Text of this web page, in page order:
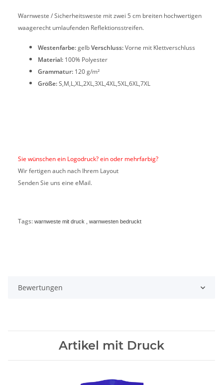
Warnweste / Sicherheitsweste mit zwei 5 cm breiten hochwertigen
waagerecht umlaufenden Reflektionsstreifen.
Westenfarbe:gelbVerschluss:Vorne mit Klettverschluss
Material: 100% Polyester
Grammatur: 120 g/m²
Größe:S,M,L,XL,2XL,3XL,4XL,5XL,6XL,7XL
Sie wünschen ein Logodruck? ein oder mehrfarbig?
Wir fertigen auch nach Ihrem Layout
Senden Sie uns eine eMail.
Tags: warnweste mit druck , warnwesten bedruckt
Bewertungen
Artikel mit Druck